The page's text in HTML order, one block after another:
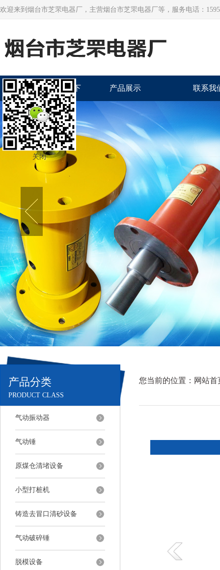
欢迎来到烟台市芝罘电器厂，主营烟台市芝罘电器厂等，服务电话：
联系我们华纳公司上下
分客服开户电话130-
99988698（
产品展示 联系我
产品分类
PRODUCT CLASS
气动振动器
气动锤
原煤仓清堵设备
小型打桩机
铸造去冒口清砂设备
气动破碎锤
脱模设备
您当前的位置： 网站首
关闭